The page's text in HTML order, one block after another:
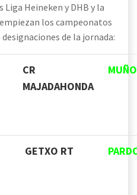
Heineken y DHB y la
los campeonatos
de la jornada:
CR
MAJADAHONDA
GETXO RT